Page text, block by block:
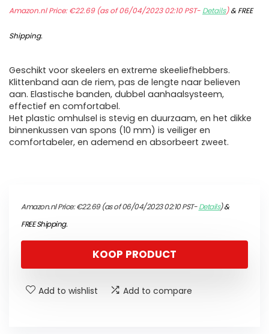
Amazon.nl Price:€22.69(as of 06/04/2023 02:10 PST- Details)&FREE
Shipping.
Geschikt voor skeelers en extreme skeeliefhebbers.
Klittenband aan de riem, pas de lengte naar believen
aan. Elastische banden, dubbel aanhaalsysteem,
effectief en comfortabel.
Het plastic omhulsel is stevig en duurzaam, en het dikke
binnenkussen van spons (10 mm) is veiliger en
comfortabeler, en ademend en absorbeert zweet.
Amazon.nl Price:€22.69(as of 06/04/2023 02:10 PST-Details)&
FREE Shipping.
KOOP PRODUCT
Add to wishlist Add to compare